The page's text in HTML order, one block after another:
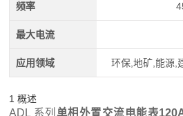
频率
最大电流
应用领域 环保,地矿,能源,
1 概述
ADL 系列 单相外置交流电能表